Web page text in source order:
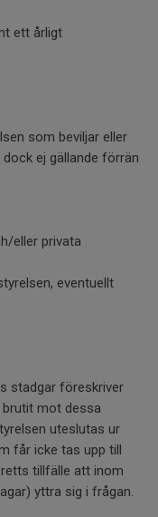
ett årligt
som beviljar eller
ej gällande förrän
eller privata
eventuellt
stadgar föreskriver
mot dessa
uteslutas ur
får icke tas upp till
tillfälle att inom
yttra sig i frågan.